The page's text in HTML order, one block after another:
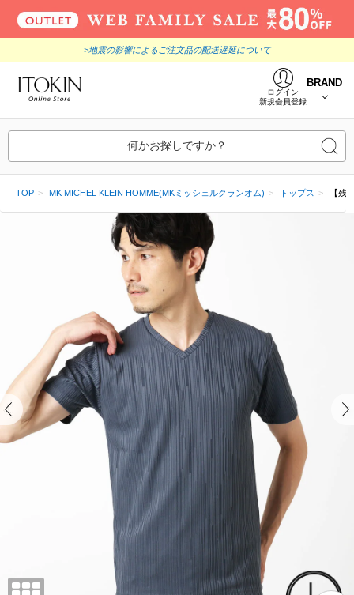
>地震の影響によるご注文品の配送遅延について
ログイン
新規会員登録
BRAND
何かお探しですか？
TOP MK MICHEL KLEIN HOMME(MKミッシェルクランオム) トップス 【残